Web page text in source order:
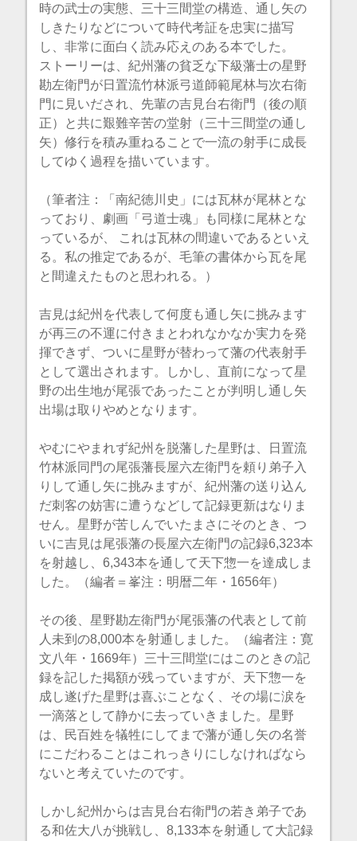
時の武士の実態、三十三間堂の構造、通し矢の
しきたりなどについて時代考証を忠実に描写
し、非常に面白く読み応えのある本でした。
ストーリーは、紀州藩の貧乏な下級藩士の星野
勘左衛門が日置流竹林派弓道師範尾林与次右衛
門に見いだされ、先輩の吉見台右衛門（後の順
正）と共に艱難辛苦の堂射（三十三間堂の通し
矢）修行を積み重ねることで一流の射手に成長
してゆく過程を描いています。
（筆者注：「南紀徳川史」には瓦林が尾林とな
っており、劇画「弓道士魂」も同様に尾林とな
っているが、 これは瓦林の間違いであるといえ
る。私の推定であるが、毛筆の書体から瓦を尾
と間違えたものと思われる。）
吉見は紀州を代表して何度も通し矢に挑みます
が再三の不運に付きまとわれなかなか実力を発
揮できず、ついに星野が替わって藩の代表射手
として選出されます。しかし、直前になって星
野の出生地が尾張であったことが判明し通し矢
出場は取りやめとなります。
やむにやまれず紀州を脱藩した星野は、日置流
竹林派同門の尾張藩長屋六左衛門を頼り弟子入
りして通し矢に挑みますが、紀州藩の送り込ん
だ刺客の妨害に遭うなどして記録更新はなりま
せん。星野が苦しんでいたまさにそのとき、つ
いに吉見は尾張藩の長屋六左衛門の記録6,323本
を射越し、6,343本を通して天下惣一を達成しま
した。（編者＝峯注：明暦二年・1656年）
その後、星野勘左衛門が尾張藩の代表として前
人未到の8,000本を射通しました。（編者注：寛
文八年・1669年）三十三間堂にはこのときの記
録を記した掲額が残っていますが、天下惣一を
成し遂げた星野は喜ぶことなく、その場に涙を
一滴落として静かに去っていきました。星野
は、民百姓を犠牲にしてまで藩が通し矢の名誉
にこだわることはこれっきりにしなければなら
ないと考えていたのです。
しかし紀州からは吉見台右衛門の若き弟子であ
る和佐大八が挑戦し、8,133本を射通して大記録